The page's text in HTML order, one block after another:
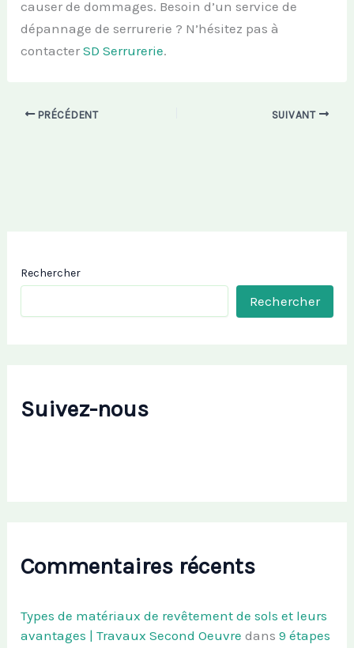
causer de dommages. Besoin d’un service de
dépannage de serrurerie ? N’hésitez pas à
contacterSD Serrurerie.
PRÉCÉDENT SUIVANT
Rechercher
Rechercher
Suivez-nous
Commentaires récents
Types de matériaux de revêtement de sols et leurs
avantages | Travaux Second Oeuvre dans9 étapes